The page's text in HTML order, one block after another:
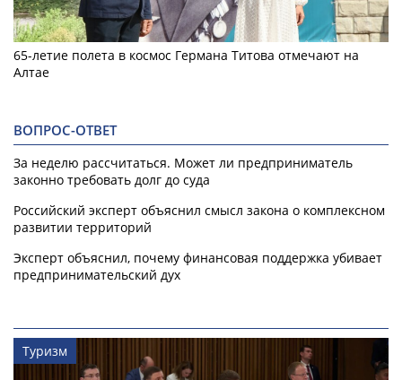
65-летие полета в космос Германа Титова отмечают на
Алтае
ВОПРОС-ОТВЕТ
За неделю рассчитаться. Может ли предприниматель
законно требовать долг до суда
Российский эксперт объяснил смысл закона о комплексном
развитии территорий
Эксперт объяснил, почему финансовая поддержка убивает
предпринимательский дух
Туризм